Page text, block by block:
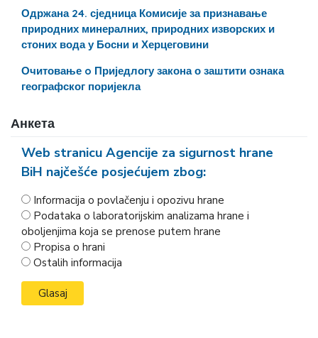
Одржана 24. сједница Комисије за признавање
природних минералних, природних изворских и
стоних вода у Босни и Херцеговини
Очитовање o Приједлогу закона о заштити ознака
географског поријекла
Анкета
Web stranicu Agencije za sigurnost hrane
BiH najčešće posjećujem zbog:
Informacija o povlačenju i opozivu hrane
Podataka o laboratorijskim analizama hrane i
oboljenjima koja se prenose putem hrane
Propisa o hrani
Ostalih informacija